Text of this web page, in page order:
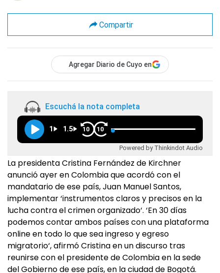
Compartir
Agregar Diario de Cuyo en
Escuchá la nota completa
1 1.5 10 10
Powered by Thinkindot Audio
La presidenta Cristina Fernández de Kirchner
anunció ayer en Colombia que acordó con el
mandatario de ese país, Juan Manuel Santos,
implementar ‘instrumentos claros y precisos en la
lucha contra el crimen organizado‘. ‘En 30 días
podemos contar ambos países con una plataforma
online en todo lo que sea ingreso y egreso
migratorio‘, afirmó Cristina en un discurso tras
reunirse con el presidente de Colombia en la sede
del Gobierno de ese país, en la ciudad de Bogotá.